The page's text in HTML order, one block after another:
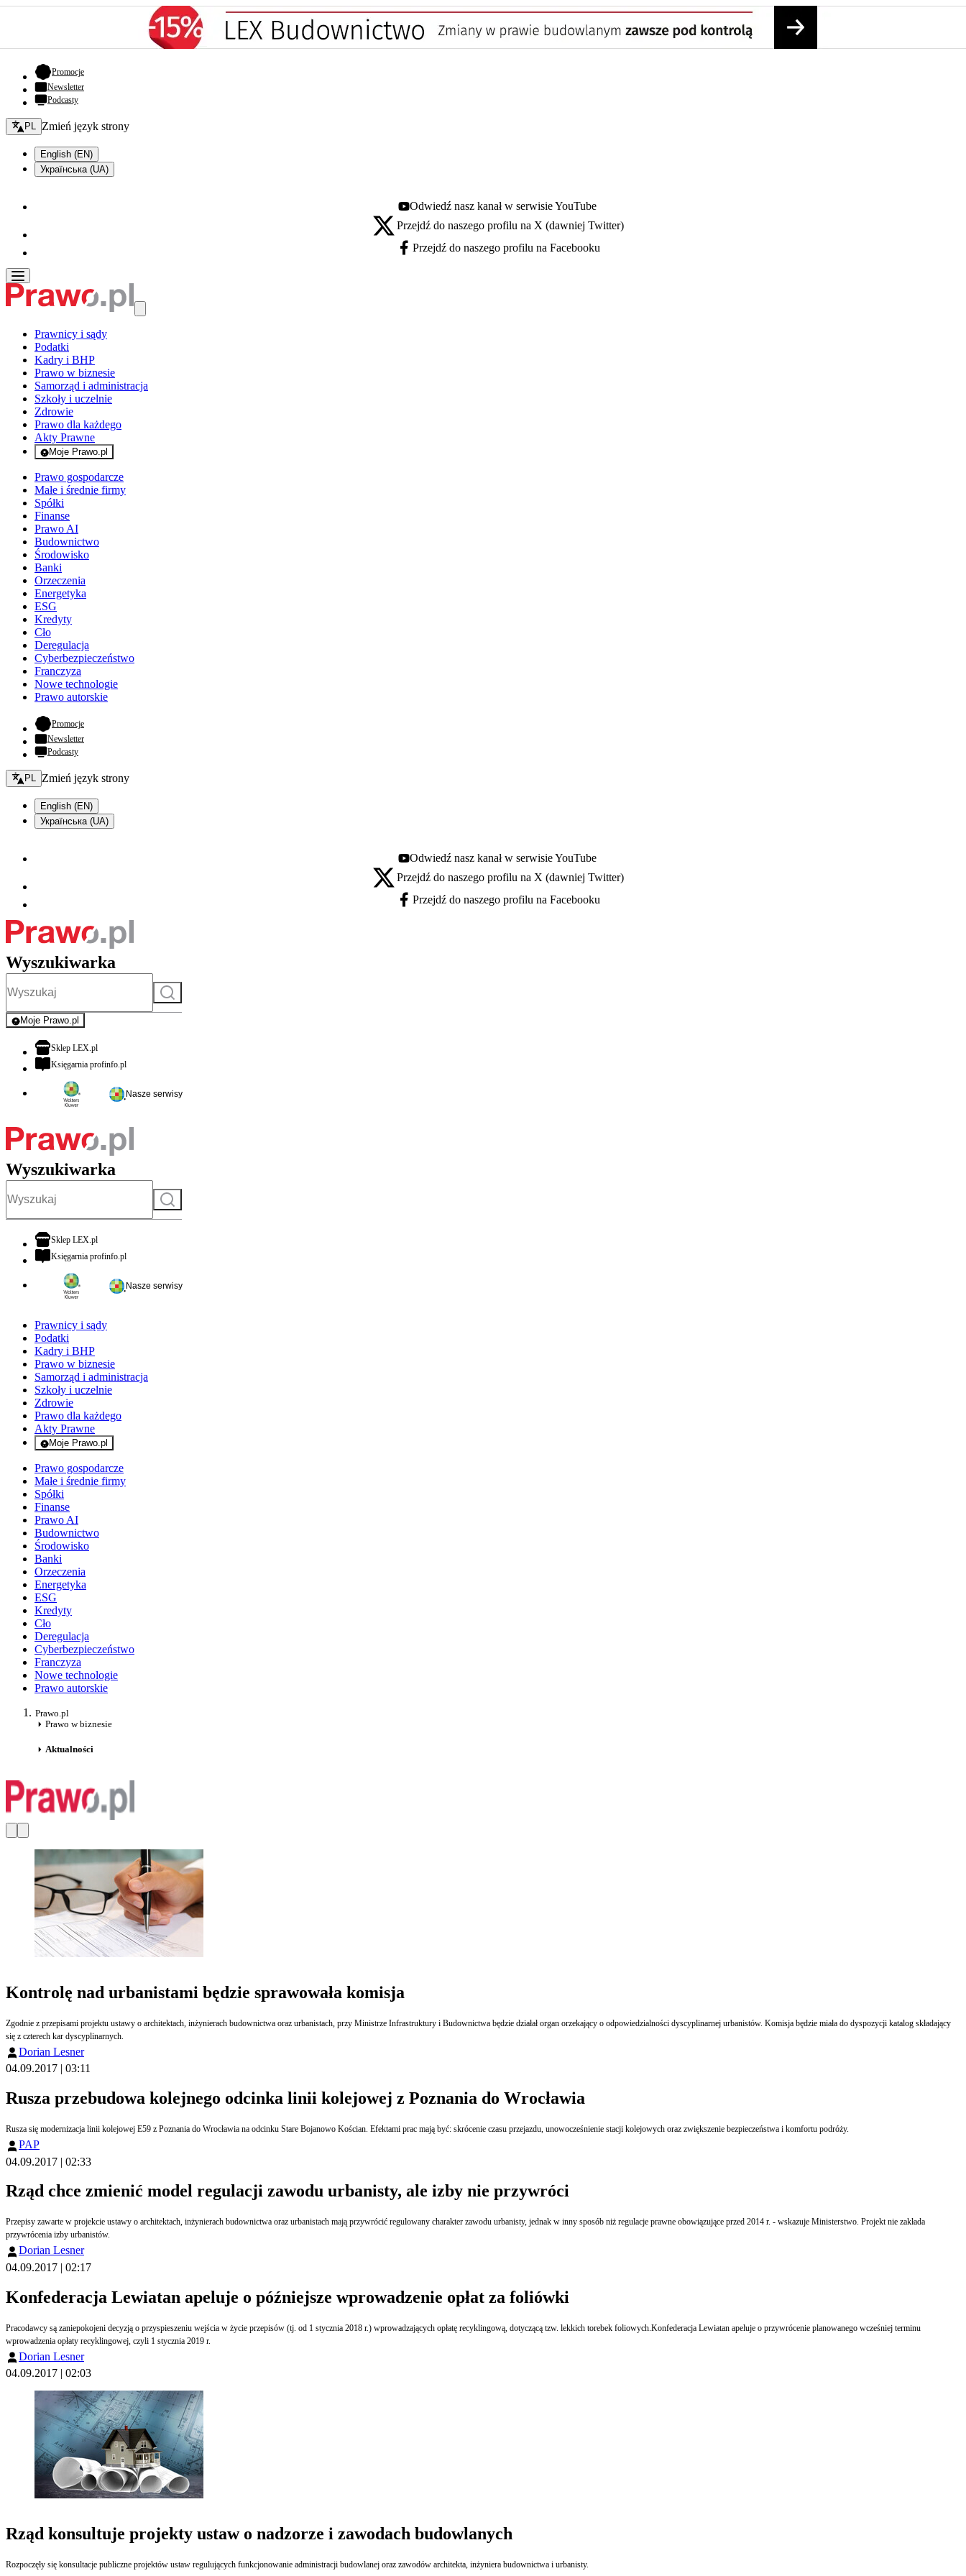
Promocje- otwiera się w nowej karcie
Newsletter
Podcasty
Zmień język - bieżący:
PL Zmień język strony
English (EN)
Українська (UA)
Youtube - otwiera się w nowej karcie
Odwiedź nasz kanał w serwisie YouTube
X - otwiera się w nowej karcie
Przejdź do naszego profilu na X (dawniej Twitter)
Facebook - otwiera się w nowej karcie
Przejdź do naszego profilu na Facebooku
Prawnicy i sądy
Podatki
Kadry i BHP
Prawo w biznesie
Samorząd i administracja
Szkoły i uczelnie
Zdrowie
Prawo dla każdego
Akty Prawne
Moje Prawo.pl
- rejestracja i logowanie do serwisu
Prawo gospodarcze
Małe i średnie firmy
Spółki
Finanse
Prawo AI
Budownictwo
Środowisko
Banki
Orzeczenia
Energetyka
ESG
Kredyty
Cło
Deregulacja
Cyberbezpieczeństwo
Franczyza
Nowe technologie
Prawo autorskie
Promocje- otwiera się w nowej karcie
Newsletter
Podcasty
Zmień język - bieżący:
PL Zmień język strony
English (EN)
Українська (UA)
Youtube - otwiera się w nowej karcie
Odwiedź nasz kanał w serwisie YouTube
X - otwiera się w nowej karcie
Przejdź do naszego profilu na X (dawniej Twitter)
Facebook - otwiera się w nowej karcie
Przejdź do naszego profilu na Facebooku
Wyszukiwarka
Szukaj
Moje Prawo.pl
- rejestracja i logowanie do serwisu
Sklep LEX.plotwiera się w nowej karcie
Księgarnia profinfo.plotwiera się w nowej karcie
Nasze serwisy
Wyszukiwarka
Szukaj
Sklep LEX.plotwiera się w nowej karcie
Księgarnia profinfo.plotwiera się w nowej karcie
Nasze serwisy
Prawnicy i sądy
Podatki
Kadry i BHP
Prawo w biznesie
Samorząd i administracja
Szkoły i uczelnie
Zdrowie
Prawo dla każdego
Akty Prawne
Moje Prawo.pl
- rejestracja i logowanie do serwisu
Prawo gospodarcze
Małe i średnie firmy
Spółki
Finanse
Prawo AI
Budownictwo
Środowisko
Banki
Orzeczenia
Energetyka
ESG
Kredyty
Cło
Deregulacja
Cyberbezpieczeństwo
Franczyza
Nowe technologie
Prawo autorskie
Prawo.pl
Prawo w biznesie
Aktualności
Kontrolę nad urbanistami będzie sprawowała komisja
Zgodnie z przepisami projektu ustawy o architektach, inżynierach budownictwa oraz urbanistach, przy Ministrze Infrastruktury i Budownictwa będzie działał organ orzekający o odpowiedzialności dyscyplinarnej urbanistów. Komisja będzie miała do dyspozycji katalog składający
się z czterech kar dyscyplinarnych.
Dorian Lesner
04.09.2017 | 03:11
Rusza przebudowa kolejnego odcinka linii kolejowej z Poznania do Wrocławia
Rusza się modernizacja linii kolejowej E59 z Poznania do Wrocławia na odcinku Stare Bojanowo Kościan. Efektami prac mają być: skrócenie czasu przejazdu, unowocześnienie stacji kolejowych oraz zwiększenie bezpieczeństwa i komfortu podróży.
PAP
04.09.2017 | 02:33
Rząd chce zmienić model regulacji zawodu urbanisty, ale izby nie przywróci
Przepisy zawarte w projekcie ustawy o architektach, inżynierach budownictwa oraz urbanistach mają przywrócić regulowany charakter zawodu urbanisty, jednak w inny sposób niż regulacje prawne obowiązujące przed 2014 r. - wskazuje Ministerstwo. Projekt nie zakłada
przywrócenia izby urbanistów.
Dorian Lesner
04.09.2017 | 02:17
Konfederacja Lewiatan apeluje o późniejsze wprowadzenie opłat za foliówki
Pracodawcy są zaniepokojeni decyzją o przyspieszeniu wejścia w życie przepisów (tj. od 1 stycznia 2018 r.) wprowadzających opłatę recyklingową, dotyczącą tzw. lekkich torebek foliowych.Konfederacja Lewiatan apeluje o przywrócenie planowanego wcześniej terminu
wprowadzenia opłaty recyklingowej, czyli 1 stycznia 2019 r.
Dorian Lesner
04.09.2017 | 02:03
Rząd konsultuje projekty ustaw o nadzorze i zawodach budowlanych
Rozpoczęły się konsultacje publiczne projektów ustaw regulujących funkcjonowanie administracji budowlanej oraz zawodów architekta, inżyniera budownictwa i urbanisty.